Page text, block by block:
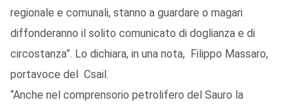
regionale e comunali, stanno a guardare o magari
diffonderanno il solito comunicato di doglianza e di
circostanza”. Lo dichiara, in una nota, Filippo Massaro,
portavoce del Csail.
“Anche nel comprensorio petrolifero del Sauro la